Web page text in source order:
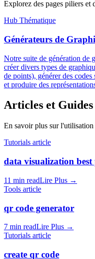
Explorez des pages piliers et
Hub Thématique
Générateurs de
Notre suite de génération de
créer divers types de
de points), générer des
et produire des
Articles et Guides
En savoir plus sur
Tutorials article
data visualization best
11 min readLire Plus →
Tools article
qr code generator
7 min readLire Plus →
Tutorials article
create qr code